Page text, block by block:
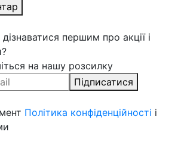
першим про акції і
на нашу розсилку
Підписатися
Політика конфіденційності і